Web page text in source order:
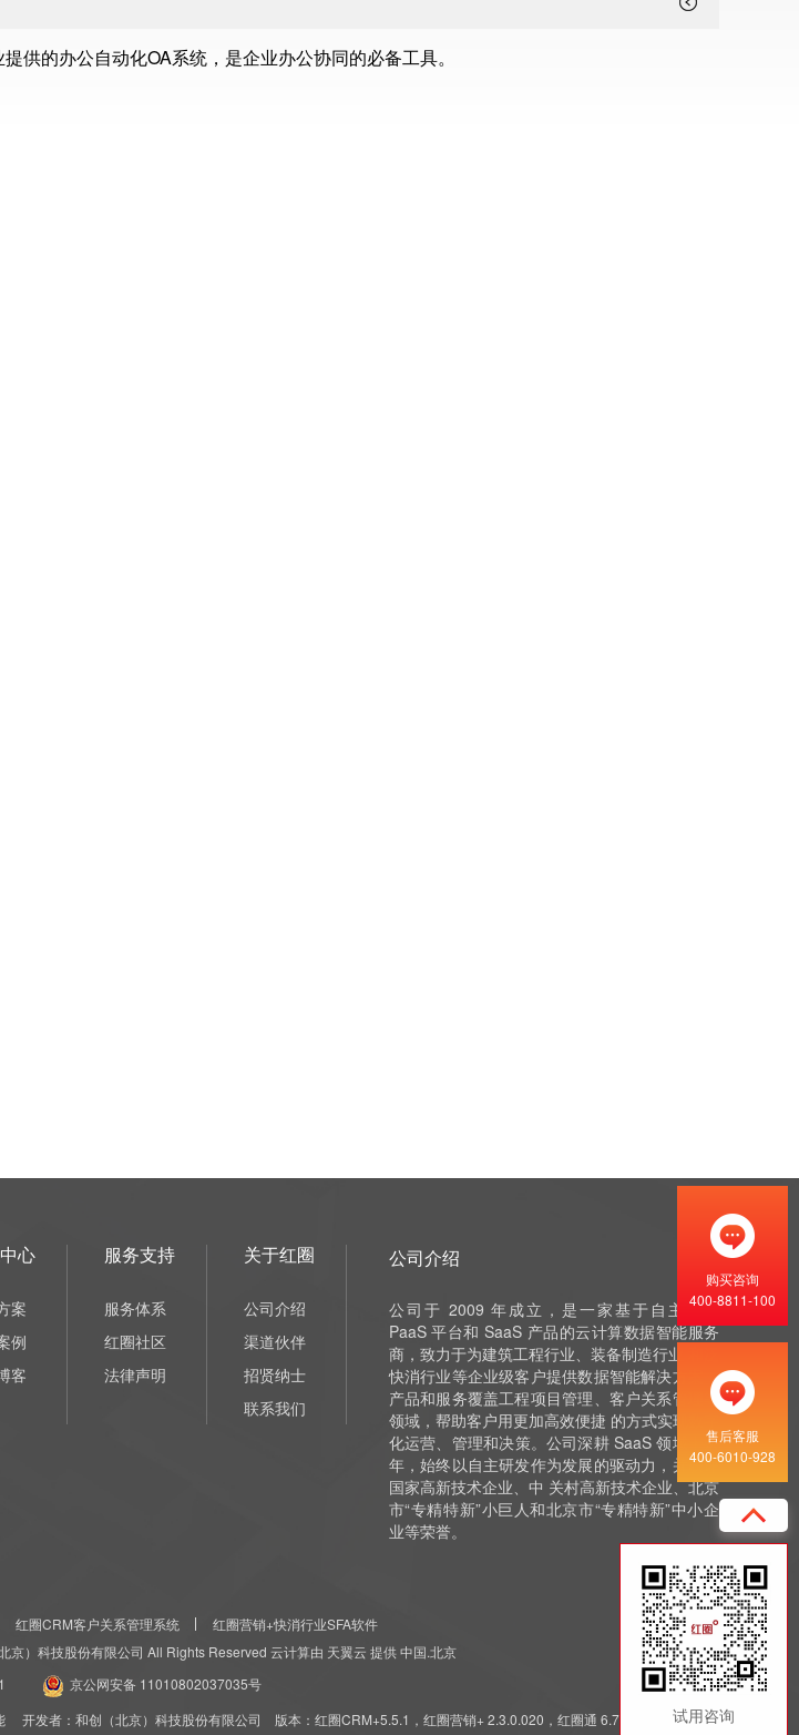
提供的办公自动化OA系统，是企业办公协同的必备工具。
心
案
例
客
服务支持
服务体系
红圈社区
法律声明
关于红圈
公司介绍
渠道伙伴
招贤纳士
联系我们
公司介绍
公司于 2009 年成立，是一家基于自主研发
PaaS 平台和 SaaS 产品的云计算数据智能服务
商，致力于为建筑工程行业、装备制造行业 和泛
快消行业等企业级客户提供数据智能解决方案，
产品和服务覆盖工程项目管理、客户关系管理等
领域，帮助客户用更加高效便捷 的方式实现数字
化运营、管理和决策。公司深耕 SaaS 领域十余
年，始终以自主研发作为发展的驱动力，并获评
国家高新技术企业、中 关村高新技术企业、北京
市“专精特新”小巨人和北京市“专精特新”中小企
业等荣誉。
红圈CRM客户关系管理系统
红圈营销+快消行业SFA软件
）科技股份有限公司 All Rights Reserved 云计算由 天翼云 提供 中国.北京
京公网安备 11010802037035号
开发者：和创（北京）科技股份有限公司 版本：红圈CRM+5.5.1，红圈营销+ 2.3.0.020，红圈通 6.7.7.011
购买咨询
400-8811-100
售后客服
400-6010-928
试用咨询